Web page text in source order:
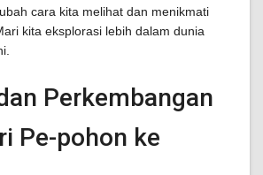
cara kita melihat dan menikmati
kita eksplorasi lebih dalam dunia
Perkembangan
Pe-pohon ke